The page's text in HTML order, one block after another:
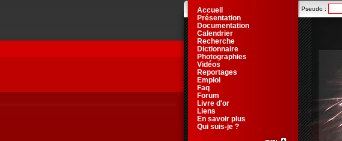
Pseudo :
Accueil
Présentation
Documentation
Calendrier
Recherche
Dictionnaire
Photographies
Vidéos
Reportages
Emploi
Faq
Forum
Livre d'or
Liens
En savoir plus
Qui suis-je ?